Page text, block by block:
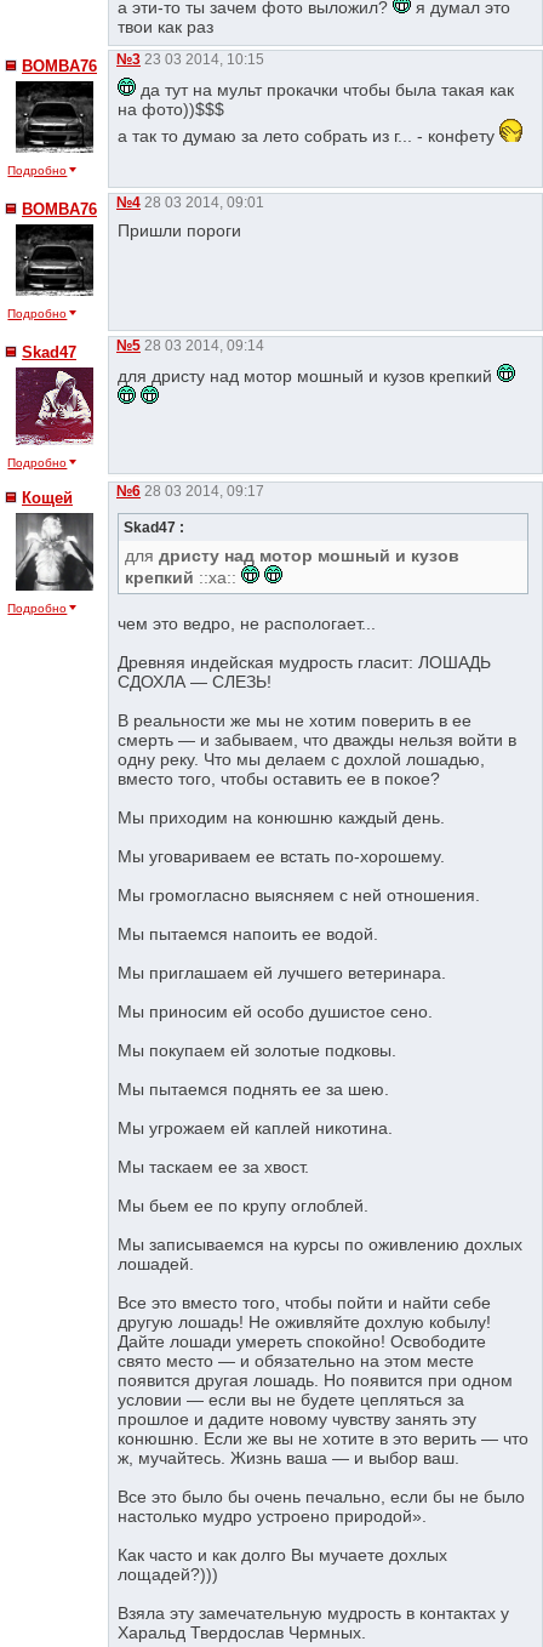
а эти-то ты зачем фото выложил?
я думал это
твои как раз
BOMBA76
Подробно
№3 23 03 2014, 10:15
да тут на мульт прокачки чтобы была такая как
на фото))$$$
а так то думаю за лето собрать из г... - конфету
BOMBA76
Подробно
№4 28 03 2014, 09:01
Пришли пороги
Skad47
Подробно
№5 28 03 2014, 09:14
для дристу над мотор мошный и кузов крепкий
Кощей
Подробно
№6 28 03 2014, 09:17
Skad47 :
длядристу над мотор мошный и кузов
крепкий ::xa::
чем это ведро, не распологает...
Древняя индейская мудрость гласит: ЛОШАДЬ
СДОХЛА — СЛЕЗЬ!
В реальности же мы не хотим поверить в ее
смерть — и забываем, что дважды нельзя войти в
одну реку. Что мы делаем с дохлой лошадью,
вместо того, чтобы оставить ее в покое?
Мы приходим на конюшню каждый день.
Мы уговариваем ее встать по-хорошему.
Мы громогласно выясняем с ней отношения.
Мы пытаемся напоить ее водой.
Мы приглашаем ей лучшего ветеринара.
Мы приносим ей особо душистое сено.
Мы покупаем ей золотые подковы.
Мы пытаемся поднять ее за шею.
Мы угрожаем ей каплей никотина.
Мы таскаем ее за хвост.
Мы бьем ее по крупу оглоблей.
Мы записываемся на курсы по оживлению дохлых
лошадей.
Все это вместо того, чтобы пойти и найти себе
другую лошадь! Не оживляйте дохлую кобылу!
Дайте лошади умереть спокойно! Освободите
свято место — и обязательно на этом месте
появится другая лошадь. Но появится при одном
условии — если вы не будете цепляться за
прошлое и дадите новому чувству занять эту
конюшню. Если же вы не хотите в это верить — что
ж, мучайтесь. Жизнь ваша — и выбор ваш.
Все это было бы очень печально, если бы не было
настолько мудро устроено природой».
Как часто и как долго Вы мучаете дохлых
лощадей?)))
Взяла эту замечательную мудрость в контактах у
Харальд Твердослав Чермных.